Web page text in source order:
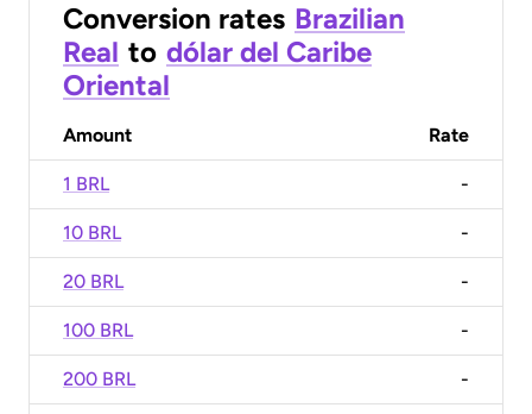
Conversion rates Brazilian
Real to dólar del Caribe
Oriental
Amount Rate
1 BRL -
10 BRL -
20 BRL -
100 BRL -
200 BRL -